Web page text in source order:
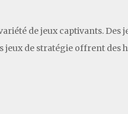
de jeux captivants. Des
de stratégie offrent des